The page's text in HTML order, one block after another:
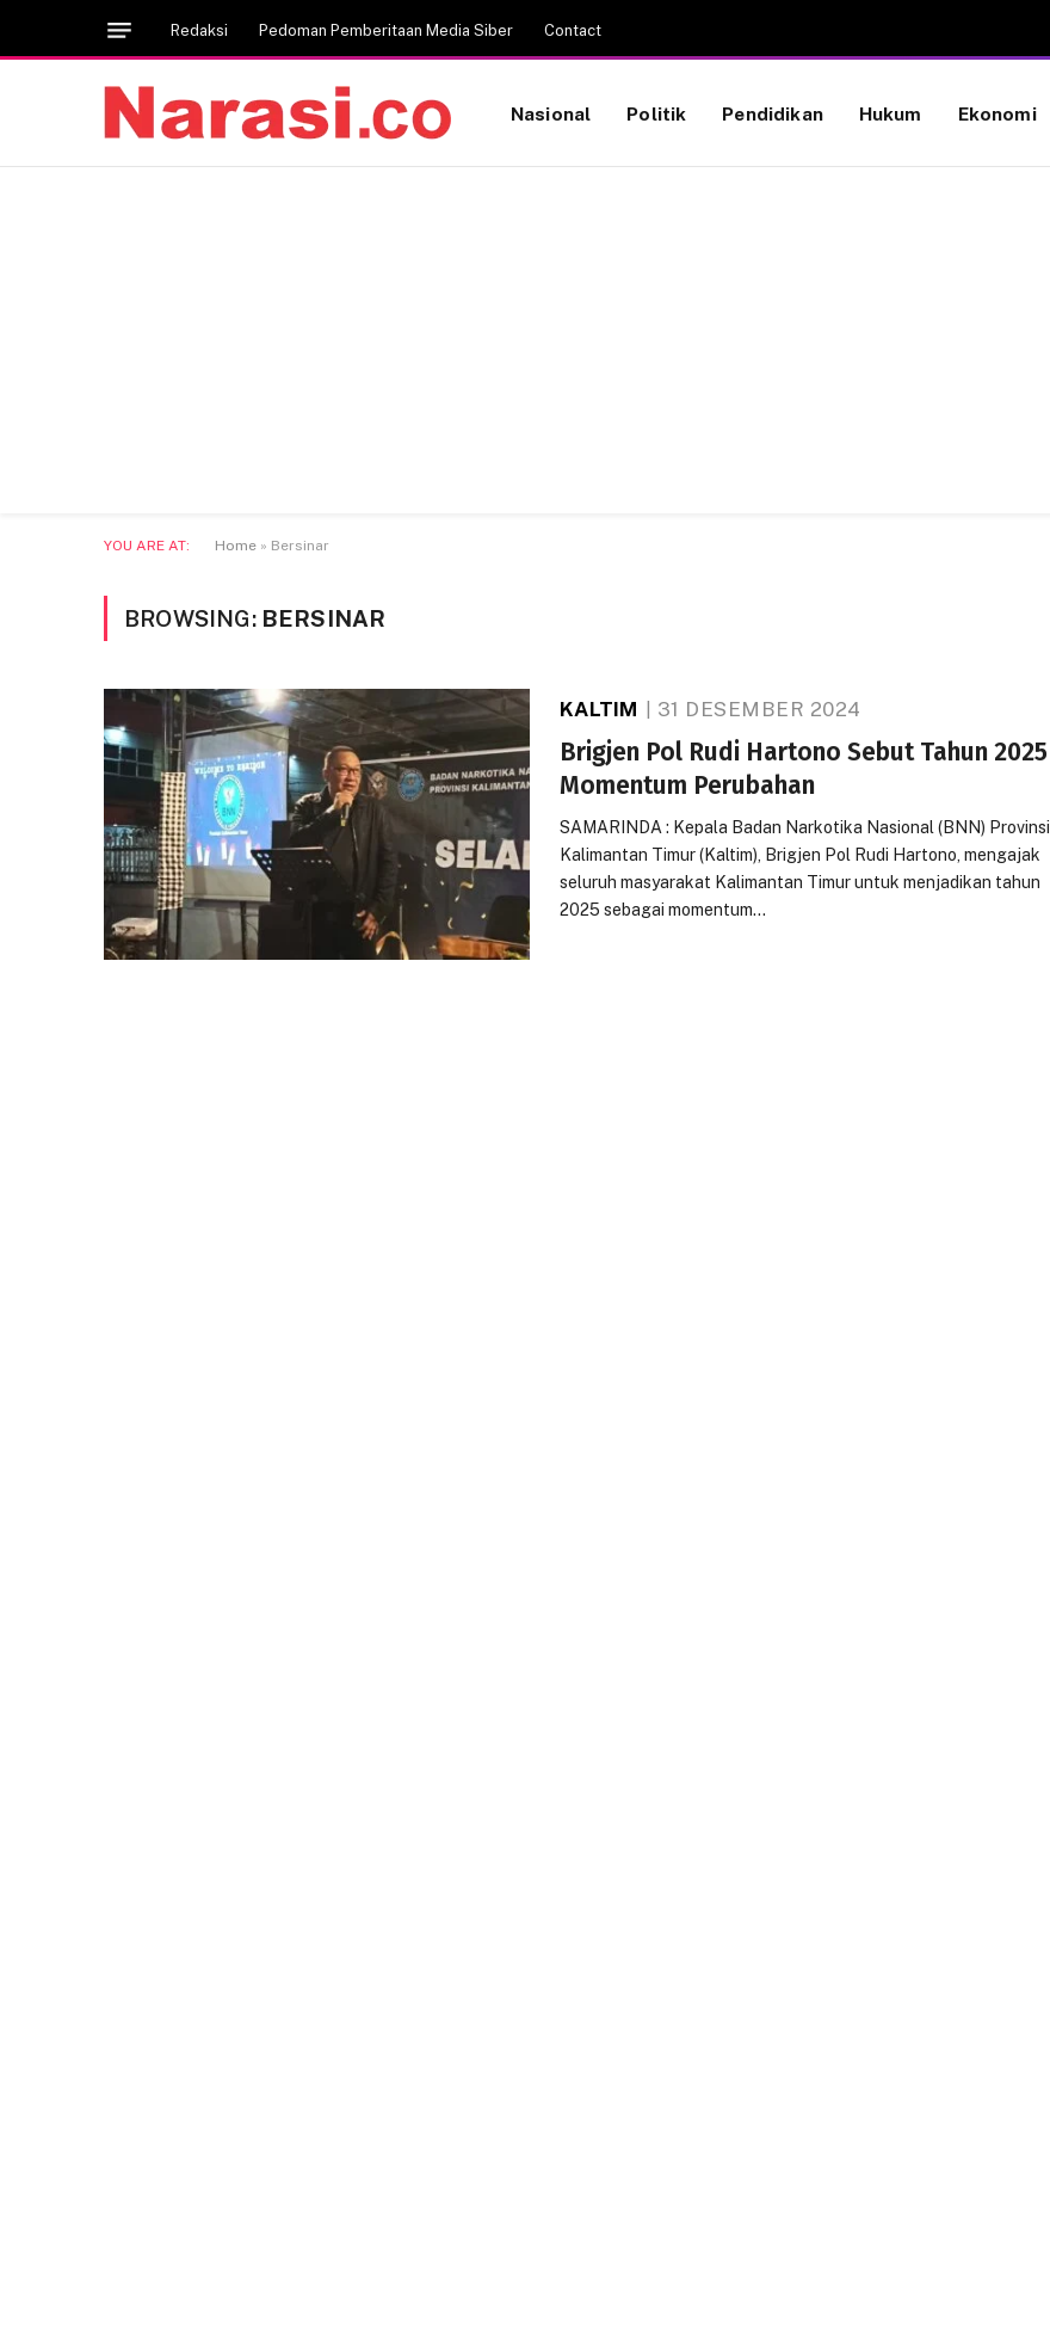
Redaksi Pedoman Pemberitaan Media Siber Contact
Nasional Politik Pendidikan Hukum Ekonomi
YOU ARE AT: Home » Bersinar
BROWSING: BERSINAR
KALTIM 31 DESEMBER 2024
Brigjen Pol Rudi Hartono Sebut Tahun 2025
Momentum Perubahan
SAMARINDA : Kepala Badan Narkotika Nasional (BNN) Provinsi
Kalimantan Timur (Kaltim), Brigjen Pol Rudi Hartono, mengajak
seluruh masyarakat Kalimantan Timur untuk menjadikan tahun
2025 sebagai momentum…